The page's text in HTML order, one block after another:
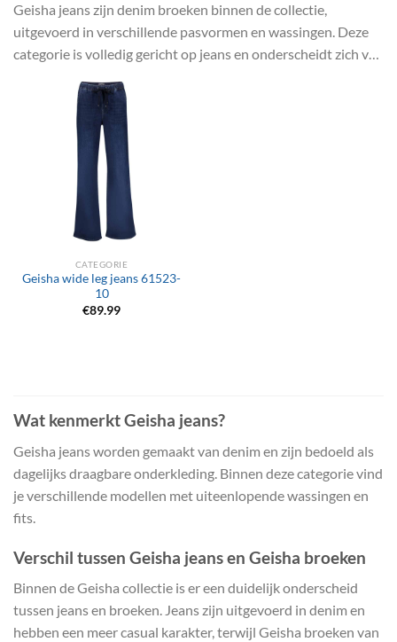
Geisha jeans zijn denim broeken binnen de collectie,
uitgevoerd in verschillende pasvormen en wassingen. Deze
categorie is volledig gericht op jeans en onderscheidt zich van
CATEGORIE
Geisha wide leg jeans 61523-
10
€89.99
Wat kenmerkt Geisha jeans?
Geisha jeans worden gemaakt van denim en zijn bedoeld als
dagelijks draagbare onderkleding. Binnen deze categorie vind
je verschillende modellen met uiteenlopende wassingen en
fits.
Verschil tussen Geisha jeans en Geisha broeken
Binnen de Geisha collectie is er een duidelijk onderscheid
tussen jeans en broeken. Jeans zijn uitgevoerd in denim en
hebben een meer casual karakter, terwijl Geisha broeken van